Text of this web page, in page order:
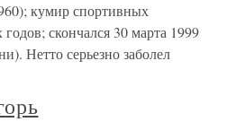
кумир спортивных
скончался 30 марта 1999
Нетто серьезно заболел